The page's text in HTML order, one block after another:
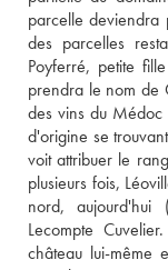
parcelle deviendra
des parcelles
Poyferré, petite
prendra le nom de
des vins du
d'origine se
voit attribuer le
plusieurs fois,
nord,
Lecompte
château lui-même